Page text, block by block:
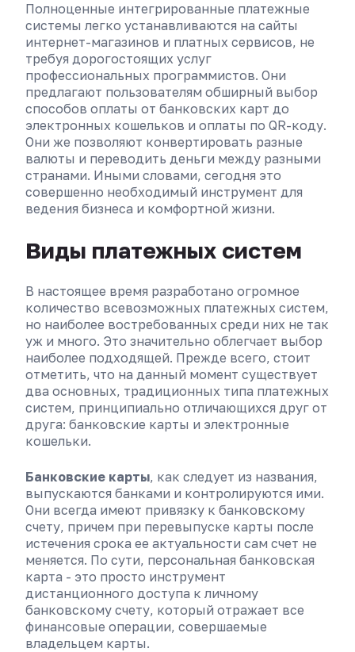
Полноценные интегрированные платежные
системы легко устанавливаются на сайты
интернет-магазинов и платных сервисов, не
требуя дорогостоящих услуг
профессиональных программистов. Они
предлагают пользователям обширный выбор
способов оплаты от банковских карт до
электронных кошельков и оплаты по QR-коду.
Они же позволяют конвертировать разные
валюты и переводить деньги между разными
странами. Иными словами, сегодня это
совершенно необходимый инструмент для
ведения бизнеса и комфортной жизни.
Виды платежных систем
В настоящее время разработано огромное
количество всевозможных платежных систем,
но наиболее востребованных среди них не так
уж и много. Это значительно облегчает выбор
наиболее подходящей. Прежде всего, стоит
отметить, что на данный момент существует
два основных, традиционных типа платежных
систем, принципиально отличающихся друг от
друга: банковские карты и электронные
кошельки.
Банковские карты, как следует из названия,
выпускаются банками и контролируются ими.
Они всегда имеют привязку к банковскому
счету, причем при перевыпуске карты после
истечения срока ее актуальности сам счет не
меняется. По сути, персональная банковская
карта - это просто инструмент
дистанционного доступа к личному
банковскому счету, который отражает все
финансовые операции, совершаемые
владельцем карты.